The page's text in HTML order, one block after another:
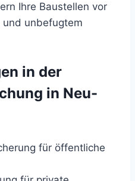
Ihre Baustellen vor
und unbefugtem
in der
in Neu-
für öffentliche